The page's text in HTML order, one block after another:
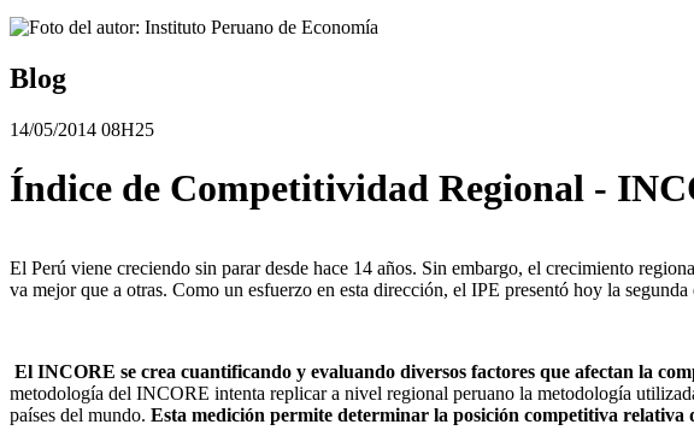
Blog
14/05/2014 08H25
Índice de Competitividad Regional -
El Perú viene creciendo sin parar desde hace 14 años. Sin embargo, el crecimiento
va mejor que a otras. Como un esfuerzo en esta dirección, el IPE presentó hoy la segunda
El INCORE se crea cuantificando y evaluando diversos factores que afectan la
metodología del INCORE intenta replicar a nivel regional peruano la metodología
países del mundo. Esta medición permite determinar la posición competitiva relativa